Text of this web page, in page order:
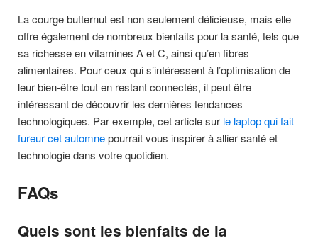
La courge butternut est non seulement délicieuse, mais elle
offre également de nombreux bienfaits pour la santé, tels que
sa richesse en vitamines A et C, ainsi qu’en fibres
alimentaires. Pour ceux qui s’intéressent à l’optimisation de
leur bien-être tout en restant connectés, il peut être
intéressant de découvrir les dernières tendances
technologiques. Par exemple, cet article sur le laptop qui fait
fureur cet automnepourrait vous inspirer à allier santé et
technologie dans votre quotidien.
FAQs
Quels sont les bienfaits de la